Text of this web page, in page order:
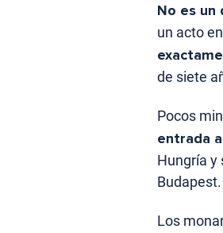
No es un
un acto
de siete
Pocos
entrada
Hungría y
Los